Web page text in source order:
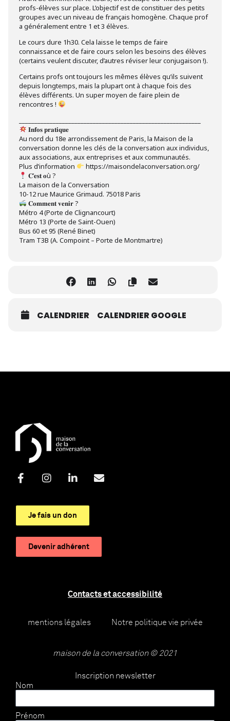
profs-élèves sur place. L’objectif est de constituer des petits
groupes avec un niveau de français homogène. Chaque prof
a généralement entre 1 et 3 élèves.
Le cours dure 1h30. Cela laisse le temps de faire
connaissance et de faire cours selon les besoins des élèves
(certains veulent discuter, d’autres réviser leur conjugaison !).
Certains profs ont toujours les mêmes élèves qu’ils suivent
depuis longtemps, mais la plupart ont à chaque fois des
élèves différents. Un super moyen de faire plein de
rencontres !
𝐈𝐧𝐟𝐨𝐬 𝐩𝐫𝐚𝐭𝐢𝐪𝐮𝐞
Au nord du 18e arrondissement de Paris, la Maison de la
conversation donne les clés de la conversation aux individus,
aux associations, aux entreprises et aux communautés.
Plus d’information
https://maisondelaconversation.org/
𝐂’𝐞𝐬𝐭 𝐨ù ?
La maison de la Conversation
10-12 rue Maurice Grimaud. 75018 Paris
𝐂𝐨𝐦𝐦𝐞𝐧𝐭 𝐯𝐞𝐧𝐢𝐫 ?
Métro 4 (Porte de Clignancourt)
Métro 13 (Porte de Saint-Ouen)
Bus 60 et 95 (René Binet)
Tram T3B (A. Compoint – Porte de Montmartre)
CALENDRIER CALENDRIER GOOGLE
Je fais un don
Devenir adhérent
Contacts et accessibilité
mentions légales Notre politique vie privée
maison de la conversation © 2021
Inscription newsletter
Nom
Prénom